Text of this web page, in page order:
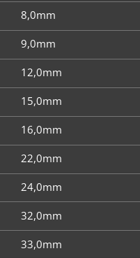
8,0mm
9,0mm
12,0mm
15,0mm
16,0mm
22,0mm
24,0mm
32,0mm
33,0mm